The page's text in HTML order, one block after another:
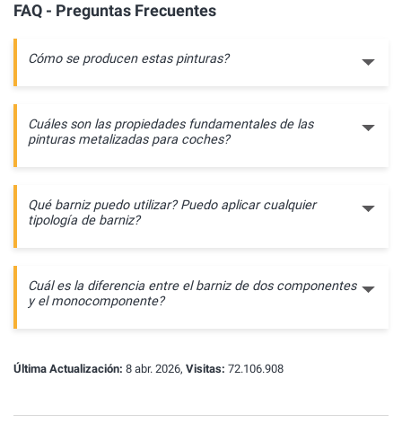
FAQ - Preguntas Frecuentes
Cómo se producen estas pinturas?
Cuáles son las propiedades fundamentales de las
pinturas metalizadas para coches?
Qué barniz puedo utilizar? Puedo aplicar cualquier
tipología de barniz?
Cuál es la diferencia entre el barniz de dos componentes
y el monocomponente?
Última Actualización: 8 abr. 2026, Visitas: 72.106.908